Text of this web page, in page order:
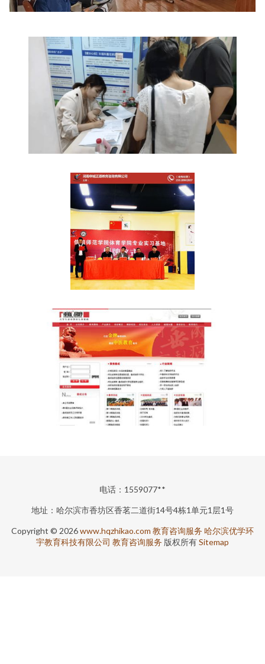
电话：1559077**
地址：哈尔滨市香坊区香茗二道街14号4栋1单元1层1号
Copyright © 2026www.hqzhikao.com 教育咨询服务 哈尔滨优学环
宇教育科技有限公司 教育咨询服务 版权所有Sitemap